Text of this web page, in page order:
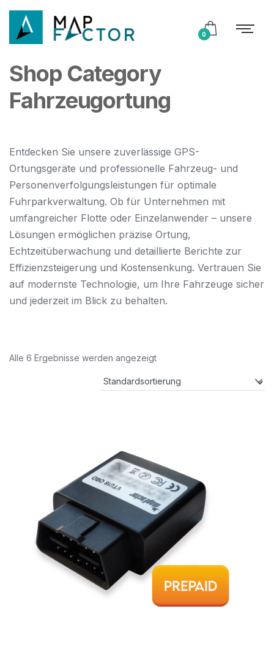
0
Shop Category
Fahrzeugortung
Entdecken Sie unsere zuverlässige GPS-
Ortungsgeräte und professionelle Fahrzeug- und
Personenverfolgungsleistungen für optimale
Fuhrparkverwaltung. Ob für Unternehmen mit
umfangreicher Flotte oder Einzelanwender – unsere
Lösungen ermöglichen präzise Ortung,
Echtzeitüberwachung und detaillierte Berichte zur
Effizienzsteigerung und Kostensenkung. Vertrauen Sie
auf modernste Technologie, um Ihre Fahrzeuge sicher
und jederzeit im Blick zu behalten.
Alle 6 Ergebnisse werden angezeigt